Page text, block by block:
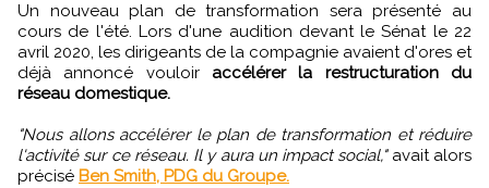
Un nouveau plan de transformation sera présenté au
cours de l'été. Lors d'une audition devant le Sénat le 22
avril 2020, les dirigeants de la compagnie avaient d'ores et
déjà annoncé vouloir accélérer la restructuration du
réseau domestique.
"Nous allons accélérer le plan de transformation et réduire
l'activité sur ce réseau. Il y aura un impact social,"avait alors
précisé Ben Smith, PDG du Groupe.